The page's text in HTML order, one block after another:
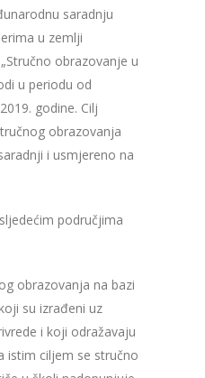
saradnju
u zemlji
obrazovanje u
u periodu od
godine. Cilj
obrazovanja
i usmjereno na
područjima
obrazovanja na bazi
su izrađeni uz
i koji odražavaju
istim ciljem se stručno